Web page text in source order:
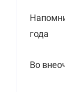
года
Во